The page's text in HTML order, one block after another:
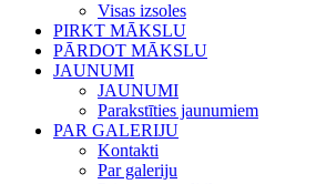
Visas izsoles
PIRKT MĀKSLU
PĀRDOT MĀKSLU
JAUNUMI
JAUNUMI
Parakstīties jaunumiem
PAR GALERIJU
Kontakti
Par galeriju